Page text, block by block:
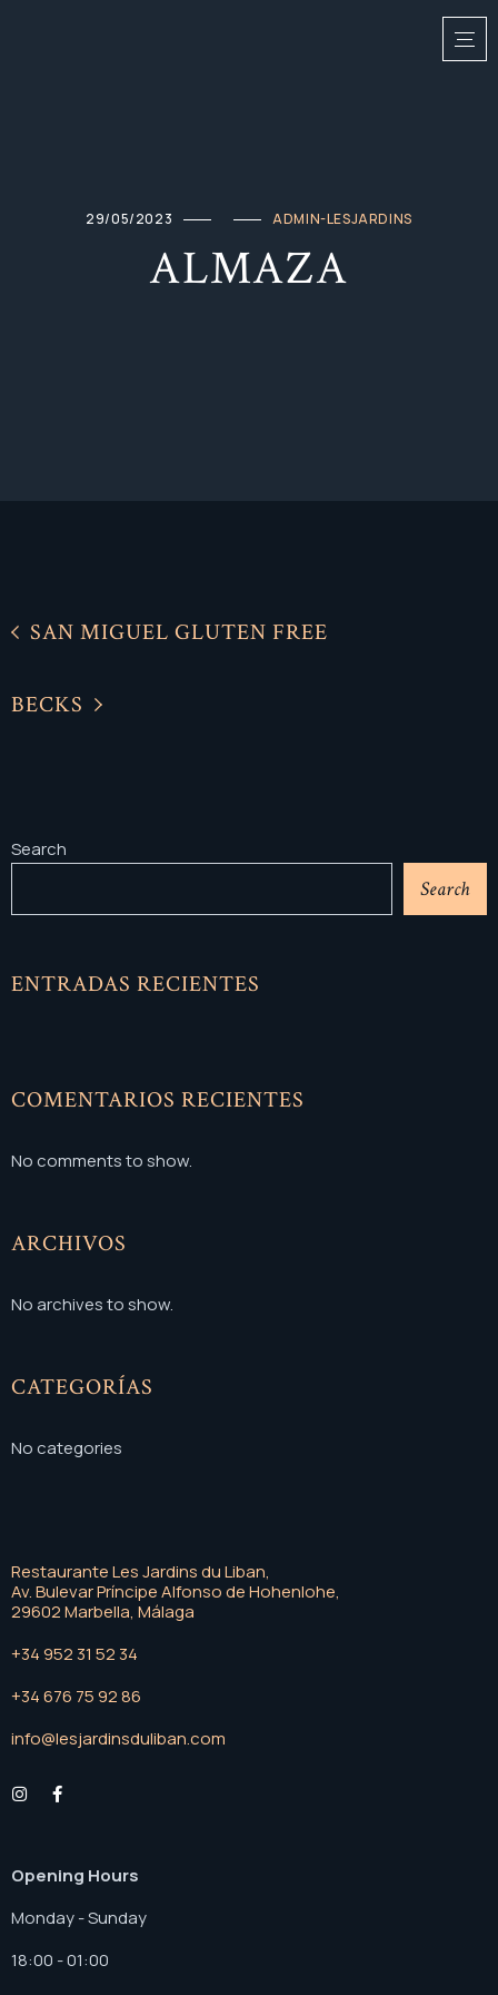
29/05/2023 ADMIN-LESJARDINS
ALMAZA
SAN MIGUEL GLUTEN FREE
BECKS
Search
Search
ENTRADAS RECIENTES
COMENTARIOS RECIENTES
No comments to show.
ARCHIVOS
No archives to show.
CATEGORÍAS
No categories
Restaurante Les Jardins du Liban,
Av. Bulevar Príncipe Alfonso de Hohenlohe,
29602 Marbella, Málaga
+34 952 31 52 34
+34 676 75 92 86
info@lesjardinsduliban.com
Opening Hours
Monday - Sunday
18:00 - 01:00